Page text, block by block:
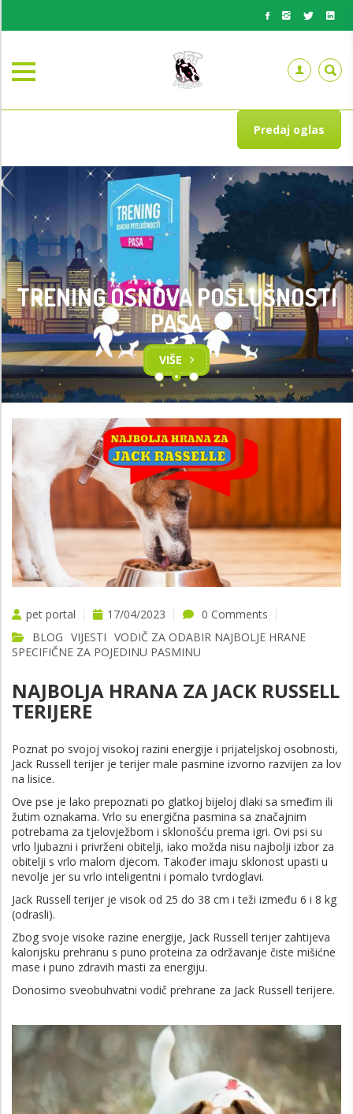
Predaj oglas
TRENING OSNOVA POSLUŠNOSTI
PASA
VIŠE
pet portal 17/04/2023
0 Comments
BLOG VIJESTI VODIČ ZA ODABIR NAJBOLJE HRANE
SPECIFIČNE ZA POJEDINU PASMINU
NAJBOLJA HRANA ZA JACK RUSSELL
TERIJERE
Poznat po svojoj visokoj razini energije i prijateljskoj osobnosti,
Jack Russell terijer je terijer male pasmine izvorno razvijen za lov
na lisice.
Ove pse je lako prepoznati po glatkoj bijeloj dlaki sa smeđim ili
žutim oznakama. Vrlo su energična pasmina sa značajnim
potrebama za tjelovježbom i sklonošću prema igri. Ovi psi su
vrlo ljubazni i privrženi obitelji, iako možda nisu najbolji izbor za
obitelji s vrlo malom djecom. Također imaju sklonost upasti u
nevolje jer su vrlo inteligentni i pomalo tvrdoglavi.
Jack Russell terijer je visok od 25 do 38 cm i teži između 6 i 8 kg
(odrasli).
Zbog svoje visoke razine energije, Jack Russell terijer zahtijeva
kalorijsku prehranu s puno proteina za održavanje čiste mišićne
mase i puno zdravih masti za energiju.
Donosimo sveobuhvatni vodič prehrane za Jack Russell terijere.